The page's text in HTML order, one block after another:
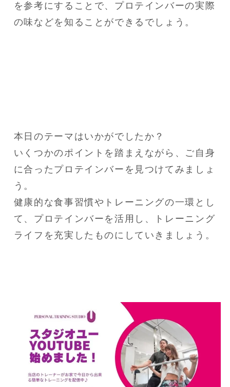
を参考にすることで、プロテインバーの実際
の味などを知ることができるでしょう。
本日のテーマはいかがでしたか？
いくつかのポイントを踏まえながら、ご自身
に合ったプロテインバーを見つけてみましょ
う。
健康的な食事習慣やトレーニングの一環とし
て、プロテインバーを活用し、トレーニング
ライフを充実したものにしていきましょう。